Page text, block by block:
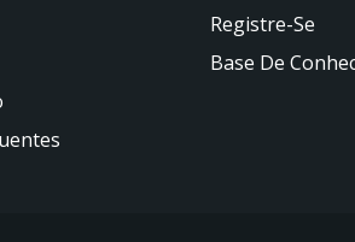
Registre-Se
Base De